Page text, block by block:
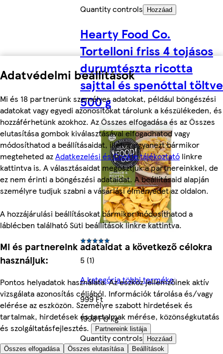
Adatvédelmi beállítások
Mi és 18 partnerünk személyes adatokat, például böngészési
adatokat vagy egyedi azonosítókat tárolunk a készülékeden, és
hozzáférhetünk azokhoz. Az Összes elfogadása és az Összes
elutasítása gombok kiválasztásával elfogadhatod vagy
módosíthatod a beállításaidat, illetve ugyanezt bármikor
megteheted azAdatkezelési és Cookie tájékoztató linkre
kattintva is. A választásaidat megosztjuk a partnereinkkel, de
ez nem érinti a böngészési adataidat. A beállításaid alapján
személyre tudjuk szabni a vásárlási élményedet az oldalon.
A hozzájárulási beállításokat bármikor módosíthatod a
láblécben található Süti beállítások linkre kattintva.
Mi és partnereink adataidat a következő célokra
használjuk:
Pontos helyadatok használata. Az eszköz jellemzőinek aktív
vizsgálata azonosítás céljából. Információk tárolása és/vagy
elérése az eszközön. Személyre szabott hirdetések és
tartalmak, hirdetések és tartalmak mérése, közönségkutatás
és szolgáltatásfejlesztés.
Partnereink listája
Összes elfogadása Összes elutasítása Beállítások
Quantity controls
Hozzáad
Hearty Food Co.
Tortelloni friss 4 tojásos
durumtészta ricotta
sajttal és spenóttal töltve
500 g
5 (1)
A kategória többi terméke
999 Ft
1998 Ft/kg
Quantity controls Hozzáad